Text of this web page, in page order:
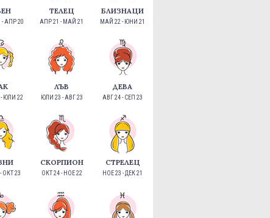
АПР 20
ТЕЛЕЦ
АПР 21 - МАЙ 21
БЛИЗНАЦИ
МАЙ 22 - ЮНИ 21
ЮЛИ 22
ЛЪВ
ЮЛИ 23 - АВГ 23
ДЕВА
АВГ 24 - СЕП 23
ОКТ 23
СКОРПИОН
ОКТ 24 - НОЕ 22
СТРЕЛЕЦ
НОЕ 23 - ДЕК 21